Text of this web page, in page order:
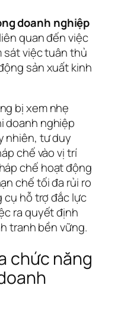
doanh nghiệp
quan đến việc
sát việc tuân thủ
sản xuất kinh
bị xem nhẹ
doanh nghiệp
nhiên, tư duy
chế vào vị trí
chế hoạt động
chế tối đa rủi ro
cụ hỗ trợ đắc lực
ra quyết định
tranh bền vững.
chức năng